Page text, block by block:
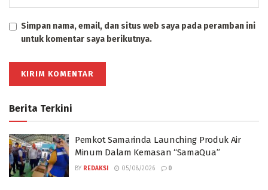
Simpan nama, email, dan situs web saya pada peramban ini
untuk komentar saya berikutnya.
Berita Terkini
Pemkot Samarinda Launching Produk Air
Minum Dalam Kemasan “SamaQua”
BY REDAKSI 05/08/2026 0